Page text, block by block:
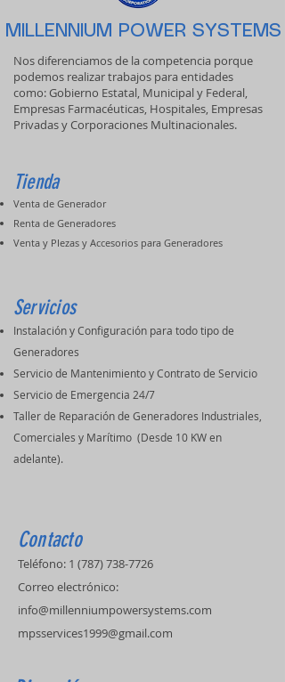
MILLENNIUM POWER SYSTEMS
Nos diferenciamos de la competencia porque
podemos realizar trabajos para entidades
como: Gobierno Estatal, Municipal y Federal,
Empresas Farmacéuticas, Hospitales, Empresas
Privadas y Corporaciones Multinacionales.
Tienda
Venta de Generador
Renta de Generadores
Venta y PIezas y Accesorios para Generadores
Servicios
Instalación y Configuración para todo tipo de
Generadores
Servicio de Mantenimiento y Contrato de Servicio
Servicio de Emergencia 24/7
Taller de Reparación de Generadores Industriales,
Comerciales y Marítimo (Desde 10 KW en
adelante).
Contacto
Teléfono: 1 (787) 738-7726
Correo electrónico:
info@millenniumpowersystems.com
mpsservices1999@gmail.com